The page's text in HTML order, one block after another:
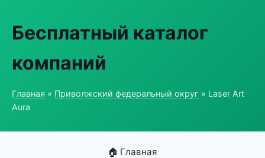
Бесплатный каталог
компаний
Главная » Приволжский федеральный округ » Laser Art
Aura
🏠 Главная